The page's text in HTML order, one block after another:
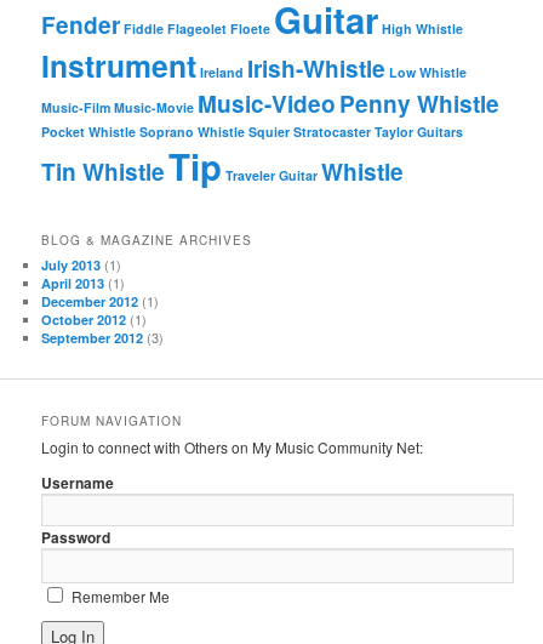
Fender Fiddle Flageolet Floete Guitar High Whistle
Instrument Ireland Irish-Whistle Low Whistle
Music-Film Music-Movie Music-VideoPenny Whistle
Pocket Whistle Soprano Whistle Squier Stratocaster Taylor Guitars
Tin WhistleTip Traveler Guitar Whistle
BLOG & MAGAZINE ARCHIVES
July 2013 (1)
April 2013 (1)
December 2012 (1)
October 2012 (1)
September 2012 (3)
FORUM NAVIGATION
Login to connect with Others on My Music Community Net:
Username
Password
Remember Me